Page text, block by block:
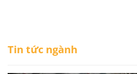
Tin tức ngành